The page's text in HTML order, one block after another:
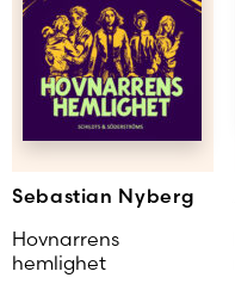
Sebastian Nyberg
Hovnarrens
hemlighet